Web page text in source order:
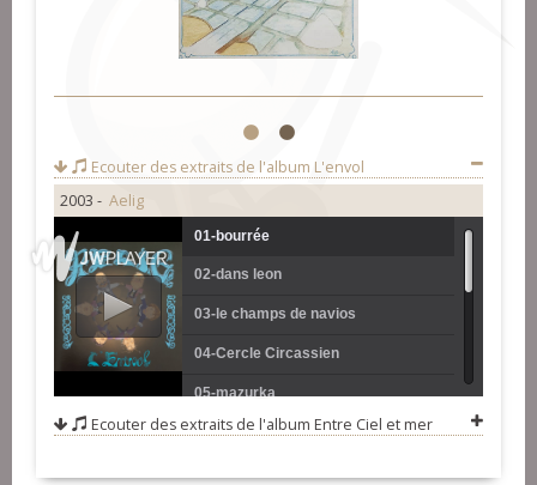
1 2
Ecouter des extraits de l'album L'envol
2003 - Aelig
01-bourrée
02-dans leon
03-le champs de navios
04-Cercle Circassien
05-mazurka
06-Avant-deux de travers
Ecouter des extraits de l'album Entre Ciel et mer